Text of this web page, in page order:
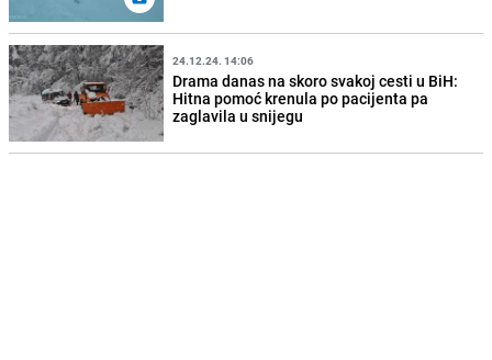
24.12.24. 14:06
Drama danas na skoro svakoj cesti u BiH:
Hitna pomoć krenula po pacijenta pa
zaglavila u snijegu